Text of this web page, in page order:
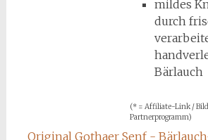
mildes
durch
Bärlauch
(* = Affiliate-Link /
Partnerprogramm)
Original Gothaer Senf -